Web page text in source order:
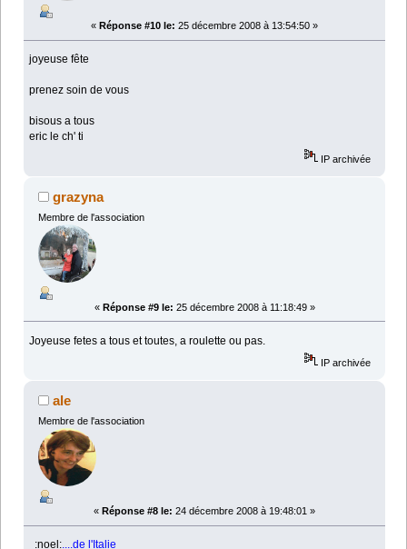
« Réponse #10 le: 25 décembre 2008 à 13:54:50 »
joyeuse fête
prenez soin de vous
bisous a tous
eric le ch' ti
IP archivée
grazyna
Membre de l'association
« Réponse #9 le: 25 décembre 2008 à 11:18:49 »
Joyeuse fetes a tous et toutes, a roulette ou pas.
IP archivée
ale
Membre de l'association
« Réponse #8 le: 24 décembre 2008 à 19:48:01 »
:noel:....de l'Italie